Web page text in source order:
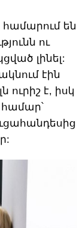
համարում են
ու
լինել:
էին
ուրիշ է, իսկ